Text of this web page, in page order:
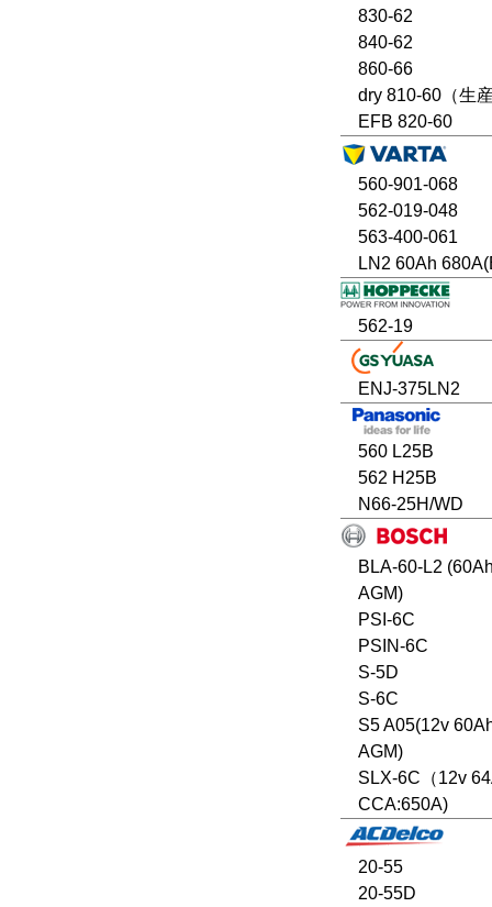
830-62
840-62
860-66
dry 810-60（生
EFB 820-60
560-901-068
562-019-048
563-400-061
LN2 60Ah
562-19
ENJ-375LN2
560 L25B
562 H25B
N66-25H/WD
BLA-60-L2
AGM)
PSI-6C
PSIN-6C
S-5D
S-6C
S5 A05(12v
AGM)
SLX-6C（12v
CCA:650A)
20-55
20-55D